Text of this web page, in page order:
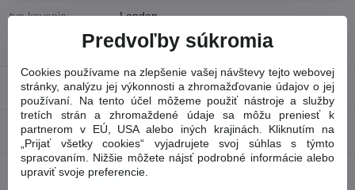
typ kovania: London
prírodný hliník F1/matný hliník F1-2
Recenzie 0
Diskusia
Predvoľby súkromia
Cookies používame na zlepšenie vašej návštevy tejto webovej
stránky, analýzu jej výkonnosti a zhromažďovanie údajov o jej
používaní. Na tento účel môžeme použiť nástroje a služby
tretích strán a zhromaždené údaje sa môžu preniesť k
partnerom v EÚ, USA alebo iných krajinách. Kliknutím na
„Prijať všetky cookies“ vyjadrujete svoj súhlas s týmto
spracovaním. Nižšie môžete nájsť podrobné informácie alebo
upraviť svoje preferencie.